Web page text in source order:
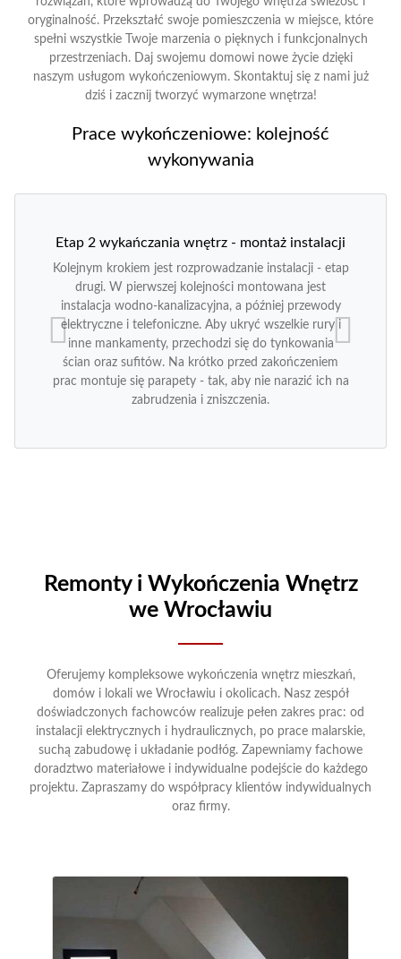
oryginalność. Przekształć swoje pomieszczenia w miejsce, które
spełni wszystkie Twoje marzenia o pięknych i funkcjonalnych
przestrzeniach. Daj swojemu domowi nowe życie dzięki
naszym usługom wykończeniowym. Skontaktuj się z nami już
dziś i zacznij tworzyć wymarzone wnętrza!
Prace wykończeniowe: kolejność
wykonywania
Etap 2 wykańczania wnętrz - montaż instalacji
Kolejnym krokiem jest rozprowadzanie instalacji - etap
drugi. W pierwszej kolejności montowana jest
instalacja wodno-kanalizacyjna, a później przewody
elektryczne i telefoniczne. Aby ukryć wszelkie rury i
inne mankamenty, przechodzi się do tynkowania
ścian oraz sufitów. Na krótko przed zakończeniem
prac montuje się parapety - tak, aby nie narazić ich na
zabrudzenia i zniszczenia.
Remonty i Wykończenia Wnętrz
we Wrocławiu
Oferujemy kompleksowe wykończenia wnętrz mieszkań,
domów i lokali we Wrocławiu i okolicach. Nasz zespół
doświadczonych fachowców realizuje pełen zakres prac: od
instalacji elektrycznych i hydraulicznych, po prace malarskie,
suchą zabudowę i układanie podłóg. Zapewniamy fachowe
doradztwo materiałowe i indywidualne podejście do każdego
projektu. Zapraszamy do współpracy klientów indywidualnych
oraz firmy.